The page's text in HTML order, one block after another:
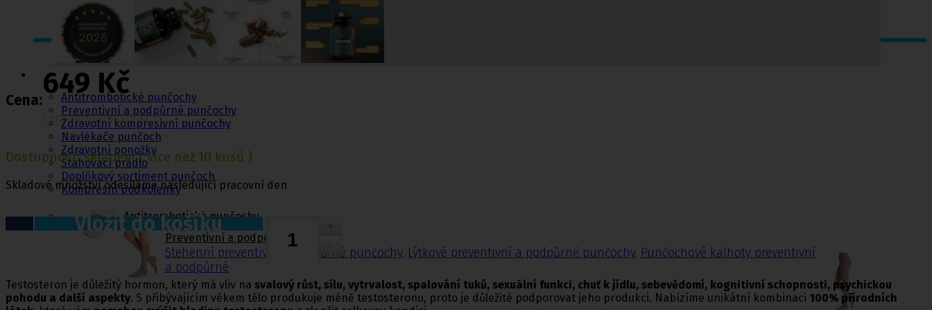
Punčochy,
ponožky
Antitrombotické punčochy
Preventivní a podpůrné punčochy
Zdravotní kompresivní punčochy
Navlékače punčoch
Zdravotní ponožky
Stahovací prádlo
Doplňkový sortiment punčoch
Kompresní podkolenky
Antitrombotické punčochy
Preventivní a podpůrné punčochy
Stehenní preventivní a podpůrné punčochy, Lýtkové preventivní a podpůrné punčochy, Punčochové kalhoty preventivní
a podpůrné
Cena:
649 Kč
Cena bez DPH: 579 Kč
Dostupnost:skladem( více než 10 kusů )
Skladové množství odesíláme následující pracovní den
Vložit do košíku
Testosteron je důležitý hormon, který má vliv na svalový růst, sílu, vytrvalost, spalování tuků, sexuální funkci, chuť k jídlu, sebevědomí, kognitivní schopnosti, psychickou
pohodu a další aspekty. S přibývajícím věkem tělo produkuje méně testosteronu, proto je důležité podporovat jeho produkci. Nabízíme unikátní kombinaci 100% přírodních